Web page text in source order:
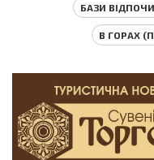
БАЗИ
В ГОРАХ